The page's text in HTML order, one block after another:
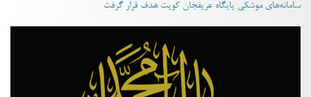
سامانه‌های موشکی پایگاه عریفجان کویت هدف قرار گرفت